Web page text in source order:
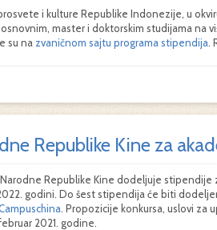
i kulture Republike Indonezije, u
master i doktorskim studijama na
su na zvaničnom sajtu programa stipendija
Republike Kine za
Republike Kine dodeljuje stipendije
godini. Do šest stipendija će biti
. Propozicije konkursa, uslovi za
2021. godine.